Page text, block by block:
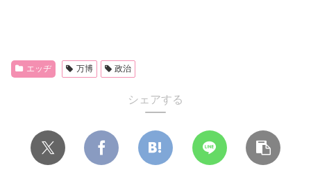
エッヂ 万博 政治
シェアする